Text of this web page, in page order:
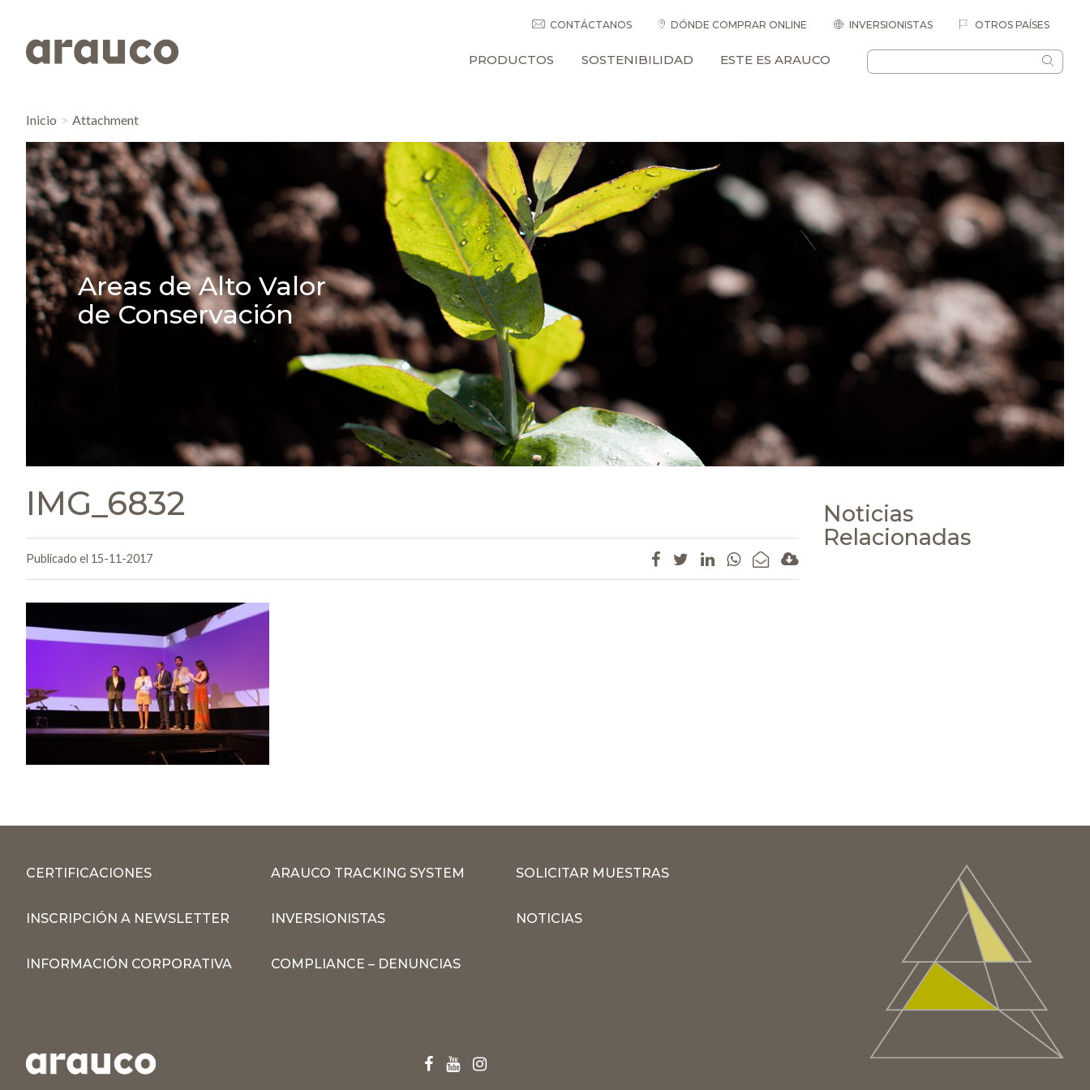
CONTÁCTANOS DÓNDE COMPRAR ONLINE INVERSIONISTAS OTROS PAÍSES
PRODUCTOS SOSTENIBILIDAD ESTE ES ARAUCO
Inicio Attachment
Areas de Alto Valor
de Conservación
IMG_6832
Publicado el 15-11-2017
Noticias
Relacionadas
CERTIFICACIONES ARAUCO TRACKING SYSTEM SOLICITAR MUESTRAS
INSCRIPCIÓN A NEWSLETTER INVERSIONISTAS NOTICIAS
INFORMACIÓN CORPORATIVA COMPLIANCE – DENUNCIAS